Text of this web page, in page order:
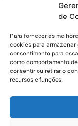
de
Para fornecer as
cookies para armazenar
consentimento para
como comportamento
consentir ou retirar o
recursos e funções.
FOTO: